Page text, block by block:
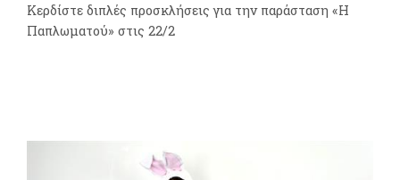
Κερδίστε διπλές προσκλήσεις για την παράσταση «Η
Παπλωματού» στις 22/2